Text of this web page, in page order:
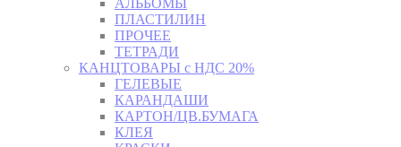
АЛЬБОМЫ
ПЛАСТИЛИН
ПРОЧЕЕ
ТЕТРАДИ
КАНЦТОВАРЫ с НДС 20%
ГЕЛЕВЫЕ
КАРАНДАШИ
КАРТОН/ЦВ.БУМАГА
КЛЕЯ